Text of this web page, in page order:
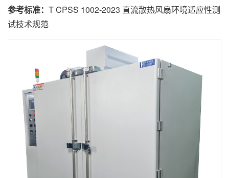
参考标准： T CPSS 1002-2023 直流散热风扇环境适应性测
试技术规范